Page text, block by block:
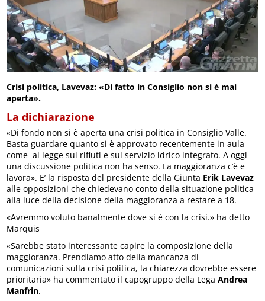
Crisi politica, Lavevaz: «Di fatto in Consiglio non si è mai
aperta».
La dichiarazione
«Di fondo non si è aperta una crisi politica in Consiglio Valle.
Basta guardare quanto si è approvato recentemente in aula
come al legge sui rifiuti e sul servizio idrico integrato. A oggi
una discussione politica non ha senso. La maggioranza c’è e
lavora». E’ la risposta del presidente della Giunta Erik Lavevaz
alle opposizioni che chiedevano conto della situazione politica
alla luce della decisione della maggioranza a restare a 18.
«Avremmo voluto banalmente dove si è con la crisi.» ha detto
Marquis
«Sarebbe stato interessante capire la composizione della
maggioranza. Prendiamo atto della mancanza di
comunicazioni sulla crisi politica, la chiarezza dovrebbe essere
prioritaria» ha commentato il capogruppo della LegaAndrea
Manfrin.